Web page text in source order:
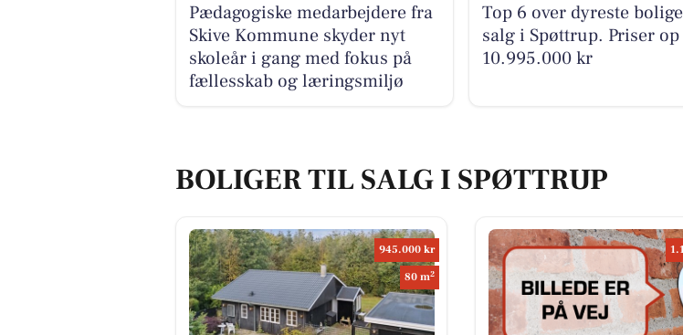
Pædagogiske medarbejdere fra
Skive Kommune skyder nyt
skoleår i gang med fokus på
fællesskab og læringsmiljø
Top 6 over dyreste
salg i Spøttrup. Priser
10.995.000 kr
BOLIGER TIL SALG I SPØTTRUP
945.000 kr
80 m2